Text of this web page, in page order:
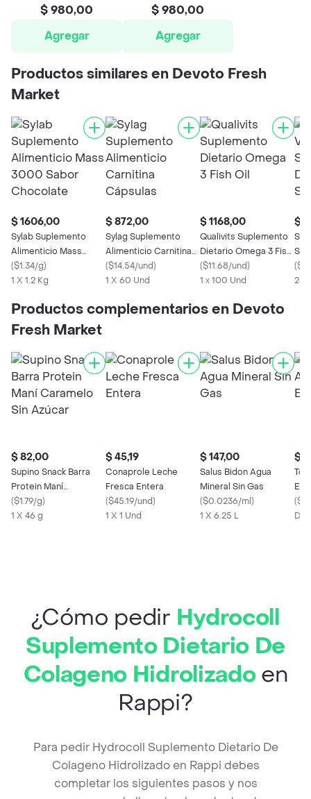
$ 980,00
Agregar
$ 980,00
Agregar
Productos similares en Devoto Fresh
Market
$ 1606,00
Sylab Suplemento
Alimenticio Mass
3000 Sabor
Chocolate
($1.34/g)
1 X 1.2 Kg
$ 872,00
Sylag Suplemento
Alimenticio Carnitina
Cápsulas
($14.54/und)
1 X 60 Und
$ 1168,00
Qualivits Suplemento
Dietario Omega 3 Fish
Oil
($11.68/und)
1 x 100 Und
$
con
(
Productos complementarios en Devoto
Fresh Market
$ 82,00
Supino Snack Barra
Protein Maní
Caramelo Sin Azúcar
($1.79/g)
1 X 46 g
$ 45,19
Conaprole Leche
Fresca Entera
($45.19/und)
1 X 1 Und
$ 147,00
Salus Bidon Agua
Mineral Sin Gas
($0.0236/ml)
1 X 6.25 L
$
(
¿Cómo pedir Hydrocoll
Suplemento Dietario De
Colageno Hidrolizadoen
Rappi?
Para pedir Hydrocoll Suplemento Dietario De
Colageno Hidrolizado en Rappi debes
completar los siguientes pasos y nos